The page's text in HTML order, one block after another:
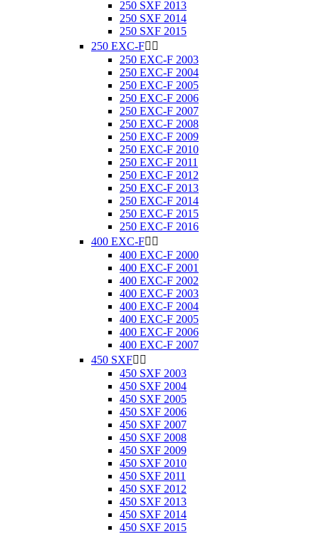
250 SXF 2013
250 SXF 2014
250 SXF 2015
250 EXC-F 
250 EXC-F 2003
250 EXC-F 2004
250 EXC-F 2005
250 EXC-F 2006
250 EXC-F 2007
250 EXC-F 2008
250 EXC-F 2009
250 EXC-F 2010
250 EXC-F 2011
250 EXC-F 2012
250 EXC-F 2013
250 EXC-F 2014
250 EXC-F 2015
250 EXC-F 2016
400 EXC-F 
400 EXC-F 2000
400 EXC-F 2001
400 EXC-F 2002
400 EXC-F 2003
400 EXC-F 2004
400 EXC-F 2005
400 EXC-F 2006
400 EXC-F 2007
450 SXF 
450 SXF 2003
450 SXF 2004
450 SXF 2005
450 SXF 2006
450 SXF 2007
450 SXF 2008
450 SXF 2009
450 SXF 2010
450 SXF 2011
450 SXF 2012
450 SXF 2013
450 SXF 2014
450 SXF 2015